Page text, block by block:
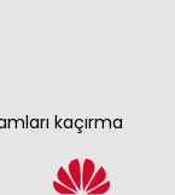
kaçırma